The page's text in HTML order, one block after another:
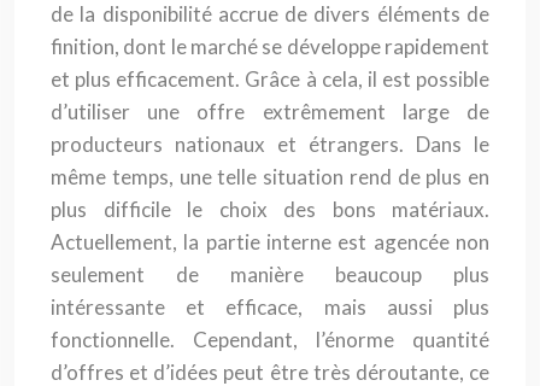
de la disponibilité accrue de divers éléments de
finition, dont le marché se développe rapidement
et plus efficacement. Grâce à cela, il est possible
d’utiliser une offre extrêmement large de
producteurs nationaux et étrangers. Dans le
même temps, une telle situation rend de plus en
plus difficile le choix des bons matériaux.
Actuellement, la partie interne est agencée non
seulement de manière beaucoup plus
intéressante et efficace, mais aussi plus
fonctionnelle. Cependant, l’énorme quantité
d’offres et d’idées peut être très déroutante, ce